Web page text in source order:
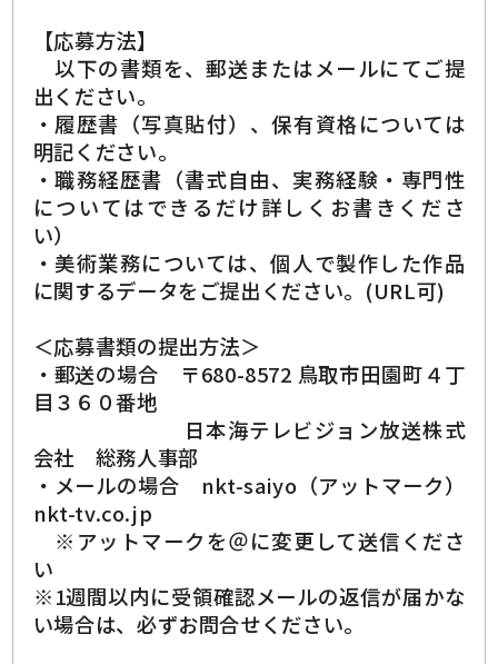
【応募方法】
以下の書類を、郵送またはメールにてご提
出ください。
・履歴書（写真貼付）、保有資格については
明記ください。
・職務経歴書（書式自由、実務経験・専門性
についてはできるだけ詳しくお書きくださ
い）
・美術業務については、個人で製作した作品
に関するデータをご提出ください。(URL可)
＜応募書類の提出方法＞
・郵送の場合 〒680-8572 鳥取市田園町４丁
目３６０番地
日本海テレビジョン放送株式
会社 総務人事部
・メールの場合 nkt-saiyo（アットマーク）
nkt-tv.co.jp
※アットマークを＠に変更して送信くださ
い
※1週間以内に受領確認メールの返信が届かな
い場合は、必ずお問合せください。